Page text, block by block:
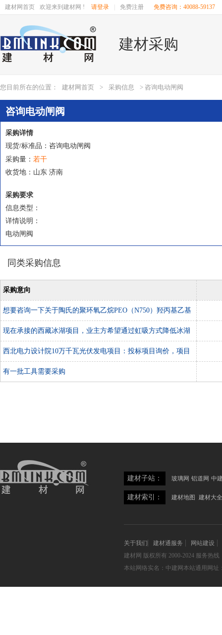
建材网首页 欢迎来到建材网 ! 请登录 免费注册 免费咨询：40088-59137
建材采购
您目前所在的位置： 建材网首页 > 采购信息 > 咨询电动闸阀
咨询电动闸阀
采购详情
现货/标准品：咨询电动闸阀
采购量： 若干
收货地：山东 济南
采购要求
信息类型：
详情说明：
电动闸阀
同类采购信息
采购意向
想要咨询一下关于陶氏的聚环氧乙烷PEO（N750）羟丙基乙基
纤维素HPMC（E5Lv）这两种材料
现在承接的西藏冰湖项目，业主方希望通过虹吸方式降低冰湖
的水位，大概需要排水100万方。希望得到贵公司的联系
西北电力设计院10万千瓦光伏发电项目：投标项目询价，项目
地陕西榆林
有一批工具需要采购
建材子站： 玻璃网 铝道网 中
建材索引： 建材地图 建材大全
关于我们 建材通服务
网站建设
建材网 版权所有 2000-2024 服务热线
本站网络实名：中建网本站通用网址